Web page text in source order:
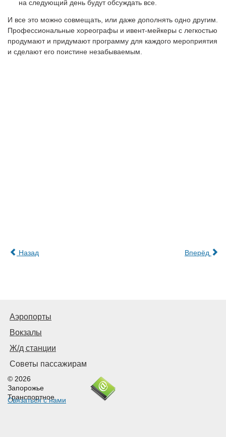
на следующий день будут обсуждать все.
И все это можно совмещать, или даже дополнять одно другим.
Профессиональные хореографы и ивент-мейкеры с легкостью
продумают и придумают программу для каждого мероприятия
и сделают его поистине незабываемым.
Назад Вперёд
Аэропорты
Вокзалы
Ж/д станции
Советы пассажирам
© 2026
Запорожье
Транспортное
Связаться с нами